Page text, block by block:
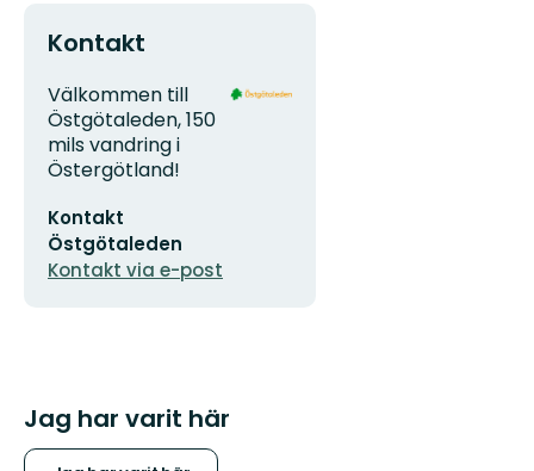
Kontakt
Adress
Välkommen till
Östgötaleden, 150
mils vandring i
Östergötland!
postadress
Kontakt
Östgötaleden
Kontakt via e-post
Organisationens
Jag har varit här